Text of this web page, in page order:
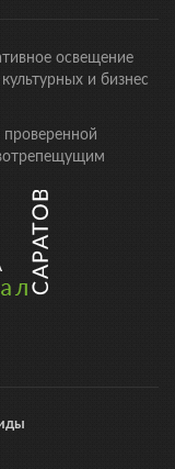
освещение
и бизнес
проверенной